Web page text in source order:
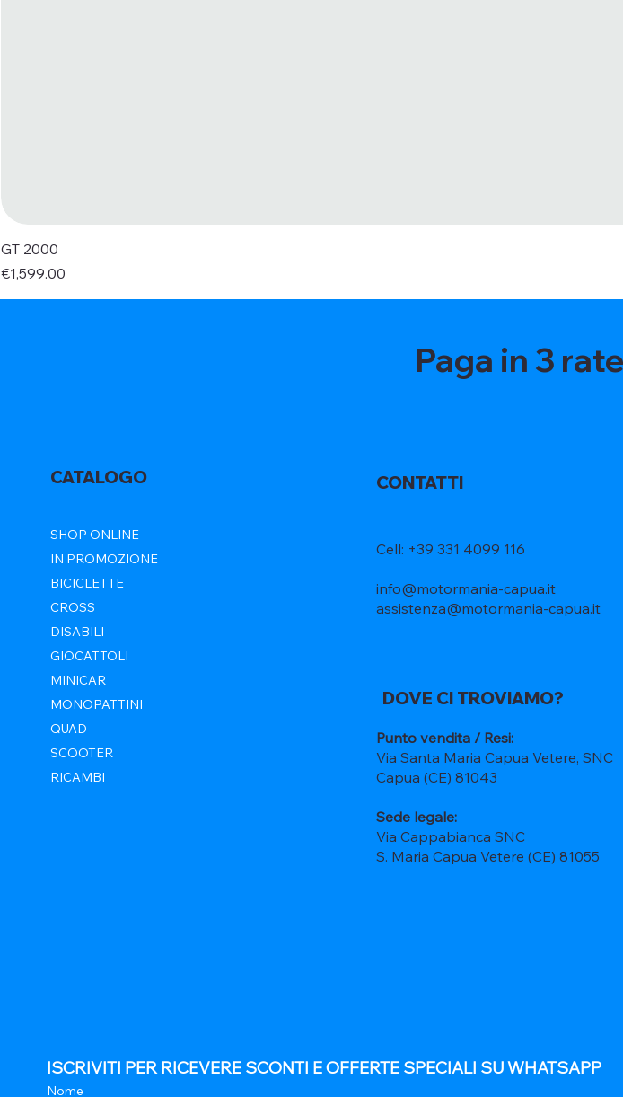
GT 2000
Price
€1,599.00
Paga in 3
CATALOGO
SHOP ONLINE
IN PROMOZIONE
BICICLETTE
CROSS
DISABILI
GIOCATTOLI
MINICAR
MONOPATTINI
QUAD
SCOOTER
RICAMBI
CONTATTI
Cell: +39 331 4099 116
info@motormania-capua.it
assistenza@motormania-capua.it
DOVE CI TROVIAMO?
Punto vendita / Resi:
Via Santa Maria Capua Vetere, SNC
Capua (CE) 81043
Sede legale:
Via Cappabianca SNC
S. Maria Capua Vetere (CE) 81055
ISCRIVITI PER RICEVERE SCONTI E OFFERTE SPECIALI SU WHATSAPP
Nome